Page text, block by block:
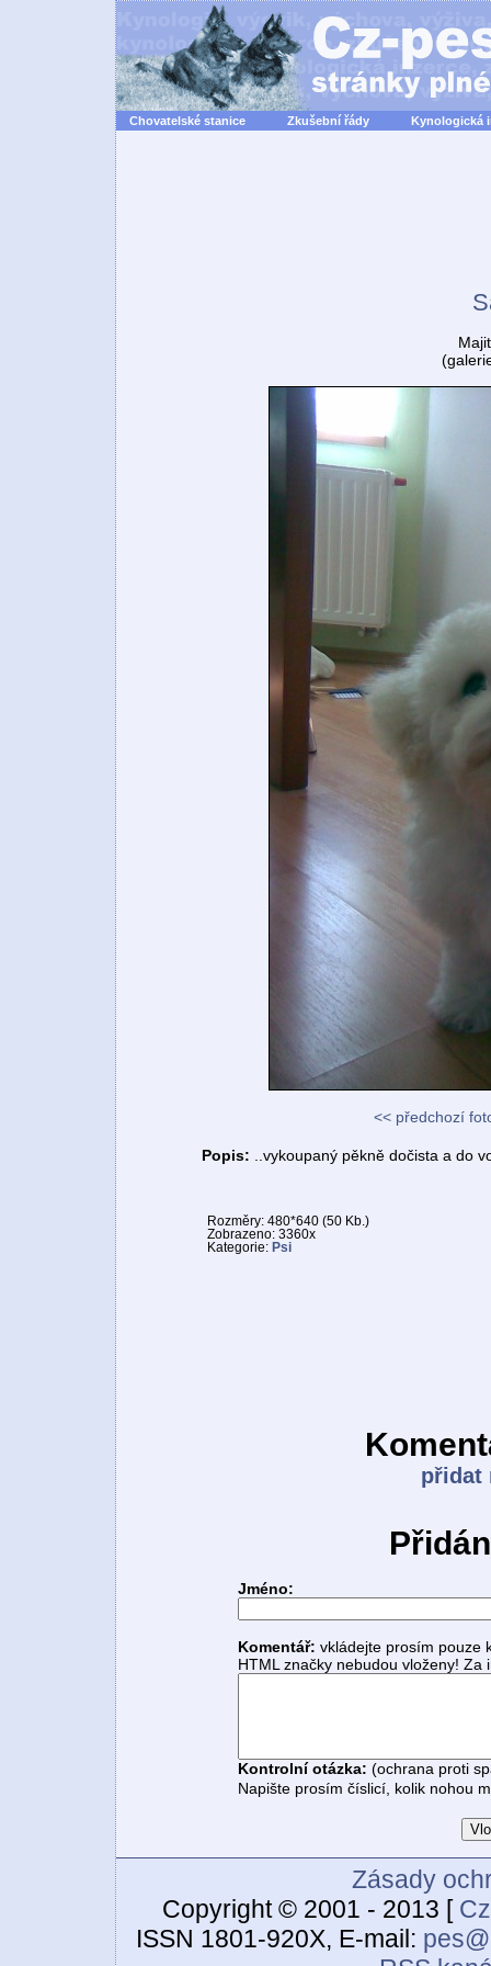
Chovatelské stanice Zkušební řády Kynologická
<< předchozí
Popis: ..vykoupaný pěkně dočista a do
Rozměry: 480*640 (50 Kb.)
Zobrazeno: 3360x
Kategorie: Psi
přidat
Jméno:
Komentář: vkládejte prosím pouze
HTML značky nebudou vloženy!
Kontrolní otázka: (ochrana proti
Napište prosím číslicí, kolik nohou
Zásady
Copyright © 2001 - 2013 [
ISSN 1801-920X, E-mail: